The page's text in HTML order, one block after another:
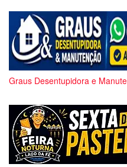
Graus Desentupidora e